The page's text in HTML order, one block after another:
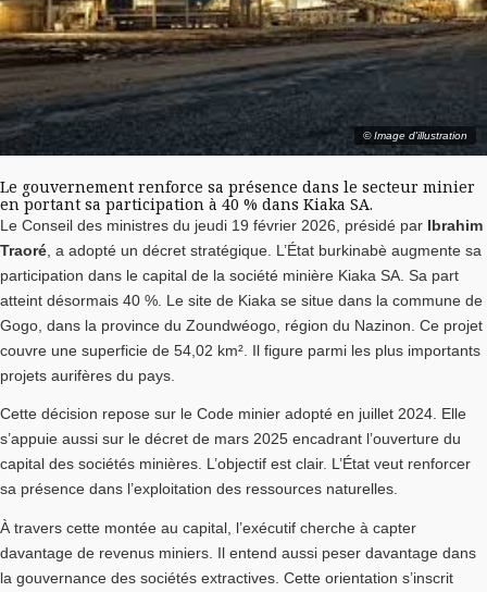
© Image d'illustration
Le gouvernement renforce sa présence dans le secteur minier
en portant sa participation à 40 % dans Kiaka SA.
Le Conseil des ministres du jeudi 19 février 2026, présidé par Ibrahim
Traoré , a adopté un décret stratégique. L’État burkinabè augmente sa
participation dans le capital de la société minière Kiaka SA. Sa part
atteint désormais 40 %. Le site de Kiaka se situe dans la commune de
Gogo, dans la province du Zoundwéogo, région du Nazinon. Ce projet
couvre une superficie de 54,02 km². Il figure parmi les plus importants
projets aurifères du pays.
Cette décision repose sur le Code minier adopté en juillet 2024. Elle
s’appuie aussi sur le décret de mars 2025 encadrant l’ouverture du
capital des sociétés minières. L’objectif est clair. L’État veut renforcer
sa présence dans l’exploitation des ressources naturelles.
À travers cette montée au capital, l’exécutif cherche à capter
davantage de revenus miniers. Il entend aussi peser davantage dans
la gouvernance des sociétés extractives. Cette orientation s’inscrit